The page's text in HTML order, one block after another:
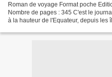
Roman de voyage Format poche
Nombre de pages : 345 C'est le
à la hauteur de l'Equateur, depuis les